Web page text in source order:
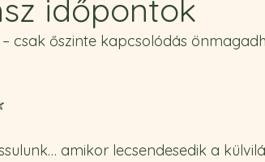
időpontok
csak őszinte kapcsolódás
amikor lecsendesedik a